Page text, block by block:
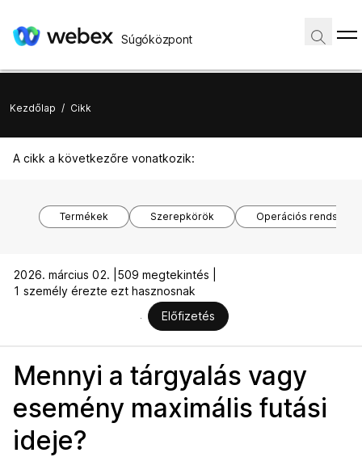
Súgóközpont
Kezdőlap / Cikk
A cikk a következőre vonatkozik:
Termékek Szerepkörök Operációs
2026. március 02. | 509 megtekintés |
1 személy érezte ezt hasznosnak
Előfizetés
Mennyi a tárgyalás vagy
esemény maximális futási
ideje?